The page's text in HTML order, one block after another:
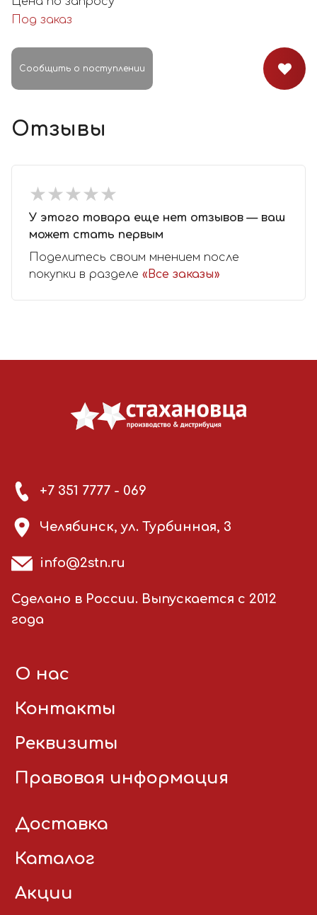
Под заказ
Сообщить о поступлении
Отзывы
★★★★★
★★★★★
У этого товара еще нет отзывов — ваш
может стать первым
Поделитесь своим мнением после
покупки в разделе «Все заказы»
+7 351 7777 - 069
Челябинск, ул. Турбинная, 3
info@2stn.ru
Сделано в России. Выпускается с 2012
года
О нас
Контакты
Реквизиты
Правовая информация
Доставка
Каталог
Акции